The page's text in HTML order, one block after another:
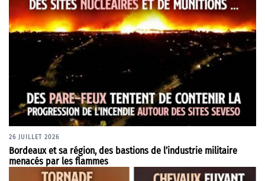
26 JUILLET 2026
Bordeaux et sa région, des bastions de l’industrie militaire
menacés par les flammes